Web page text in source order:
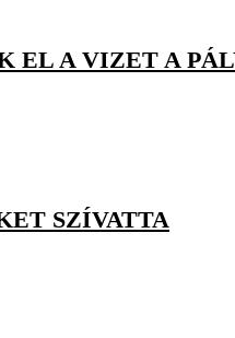
EL A VIZET A
SZÍVATTA